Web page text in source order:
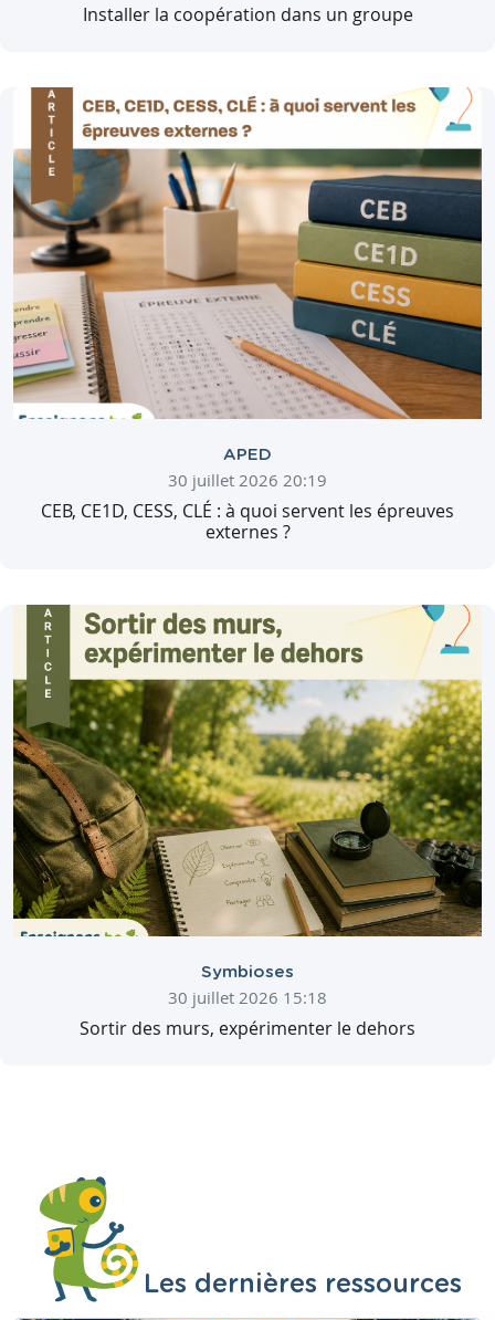
Installer la coopération dans un groupe
APED
30 juillet 2026 20:19
CEB, CE1D, CESS, CLÉ : à quoi servent les épreuves
externes ?
Symbioses
30 juillet 2026 15:18
Sortir des murs, expérimenter le dehors
Les dernières ressources